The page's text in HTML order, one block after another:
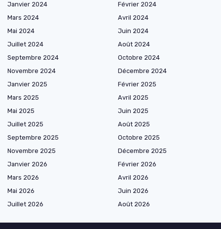
Janvier 2024
Février 2024
Mars 2024
Avril 2024
Mai 2024
Juin 2024
Juillet 2024
Août 2024
Septembre 2024
Octobre 2024
Novembre 2024
Décembre 2024
Janvier 2025
Février 2025
Mars 2025
Avril 2025
Mai 2025
Juin 2025
Juillet 2025
Août 2025
Septembre 2025
Octobre 2025
Novembre 2025
Décembre 2025
Janvier 2026
Février 2026
Mars 2026
Avril 2026
Mai 2026
Juin 2026
Juillet 2026
Août 2026